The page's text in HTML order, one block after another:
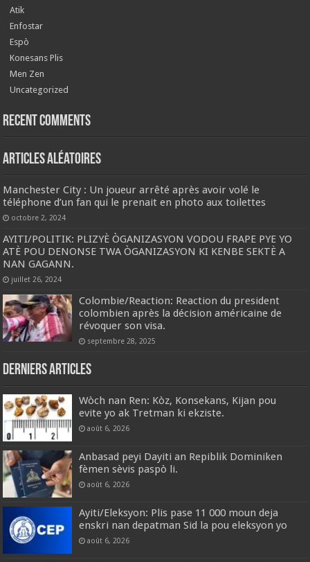
Atik
Enfostar
Espò
Konesans Plis
Men Zen
Uncategorized
Recent Comments
Articles aléatoires
Manchester City : Un joueur arrêté après avoir volé le
téléphone d’un fan qui le prenait en photo aux toilettes
octobre 2, 2024
AYITI/POLITIK: PLIZYÈ ÒGANIZASYON VODOU FRAPE PYE YO
ATÈ POU DENONSE TWA ÒGANIZASYON KI KENBE SEKTÈ A
NAN GAGANN.
juillet 26, 2024
Colombie/Reaction: Reaction du president
colombien après la décision américaine de
révoquer son visa.
septembre 28, 2025
Derniers articles
Wòch nan Ren: Kòz, Konsekans, Kijan pou
evite yo ak Tretman ki ekziste.
août 6, 2026
Anbasad peyi Dayiti an Repiblik Dominiken
fèmen sèvis paspò li.
août 6, 2026
Ayiti/Eleksyon: Plis pase 11 000 moun deja
enskri nan depatman Sid la pou eleksyon yo
août 6, 2026